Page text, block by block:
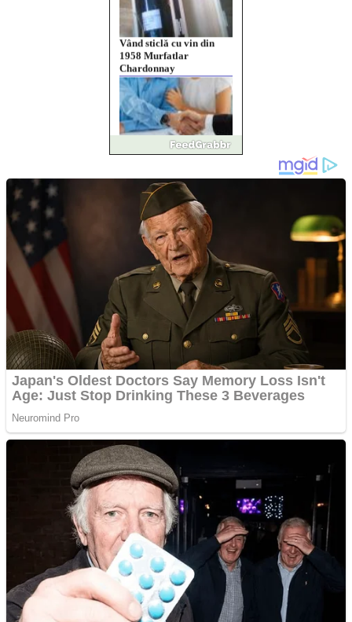
Vând sticlă cu vin din
1958 Murfatlar
Chardonnay
Împrumut si investitii
Ofera def între special
Vând domeniu+website
de publicitate de tip
Adsense
Pastorul Liviu Radu a
trecut la Domnul